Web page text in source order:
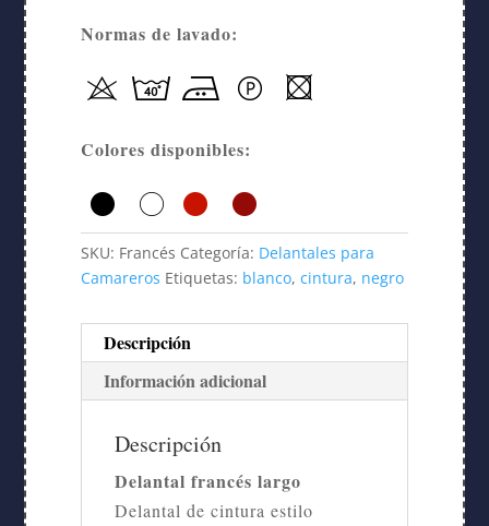
Normas de lavado:
Colores disponibles:
SKU: Francés Categoría: Delantales para
Camareros Etiquetas: blanco, cintura, negro
Descripción
Información adicional
Descripción
Delantal francés largo
Delantal de cintura estilo